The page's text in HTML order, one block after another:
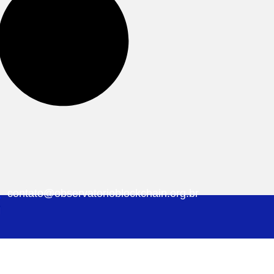
contato@observatorioblockchain.org.br